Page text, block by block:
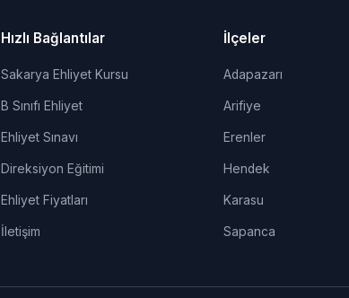
Hızlı Bağlantılar
Sakarya Ehliyet Kursu
B Sınıfı Ehliyet
Ehliyet Sınavı
Direksiyon Eğitimi
Ehliyet Fiyatları
İletişim
İlçeler
Adapazarı
Arifiye
Erenler
Hendek
Karasu
Sapanca